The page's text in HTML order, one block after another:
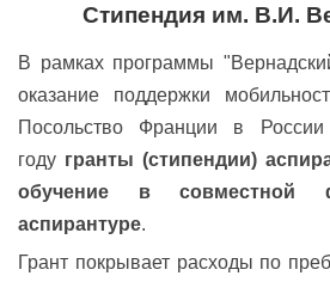
Cтипендия им. В.И.
В рамках программы
оказание поддержки
Посольство Франции в
году гранты (стипендии)
обучение в совместной
аспирантуре.
Грант покрывает расходы по